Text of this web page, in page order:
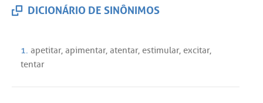
DICIONÁRIO DE SINÔNIMOS
1. apetitar, apimentar, atentar, estimular, excitar,
tentar